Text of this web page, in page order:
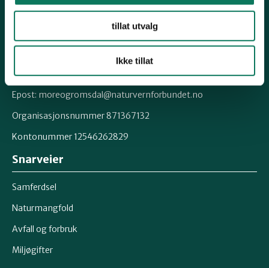
tillat utvalg
Ikke tillat
Kontakt fylkeslaget
Telefon: 91812542
Epost: moreogromsdal@naturvernforbundet.no
Organisasjonsnummer 871367132
Kontonummer 12546262829
Snarveier
Samferdsel
Naturmangfold
Avfall og forbruk
Miljøgifter